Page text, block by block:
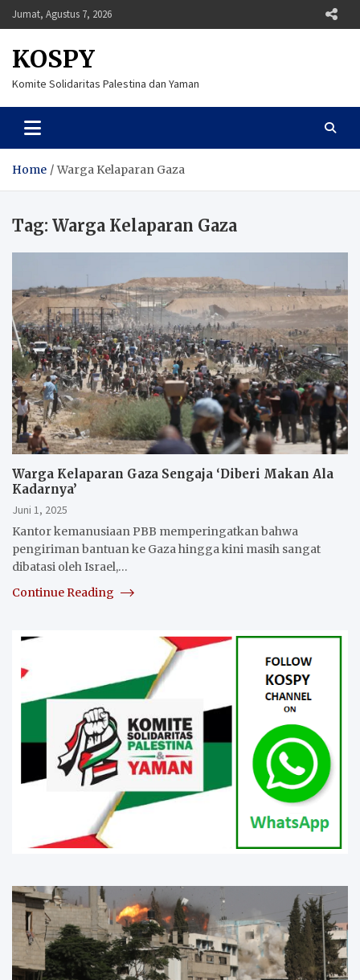
Skip
to
Jumat, Agustus 7, 2026
KOSPY
Komite Solidaritas Palestina dan Yaman
Home Warga Kelaparan Gaza
Tag: Warga Kelaparan Gaza
Warga Kelaparan Gaza Sengaja ‘Diberi Makan Ala
Kadarnya’
Juni 1, 2025
Kantor kemanusiaan PBB memperingatkan bahwa
pengiriman bantuan ke Gaza hingga kini masih sangat
dibatasi oleh Israel,…
Continue Reading